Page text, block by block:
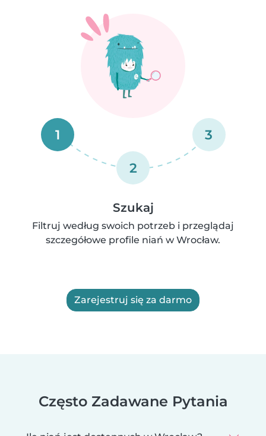
1
2
3
Szukaj
Filtruj według swoich potrzeb i przeglądaj
szczegółowe profile niań w Wrocław.
Zarejestruj się za darmo
Często Zadawane Pytania